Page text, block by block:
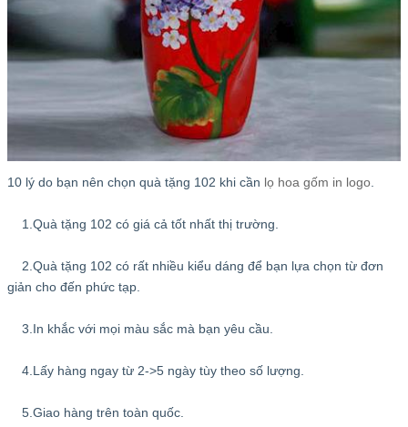
10 lý do bạn nên chọn quà tặng 102 khi cần lọ hoa gốm in logo
1.Quà tặng 102 có giá cả tốt nhất thị trường.
2.Quà tặng 102 có rất nhiều kiểu dáng để bạn lựa chọn từ đơn
giản cho đến phức tạp.
3.In khắc với mọi màu sắc mà bạn yêu cầu.
4.Lấy hàng ngay từ 2->5 ngày tùy theo số lượng.
5.Giao hàng trên toàn quốc.